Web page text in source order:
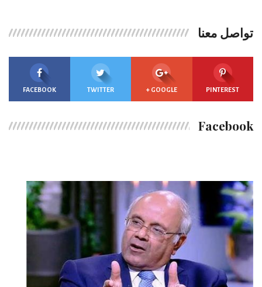
تواصل معنا
FACEBOOK TWITTER GOOGLE + PINTEREST
Facebook